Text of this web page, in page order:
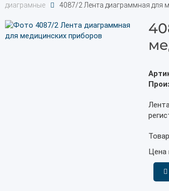
диаграмные
4087/2 Лента диаграммная для
Цена